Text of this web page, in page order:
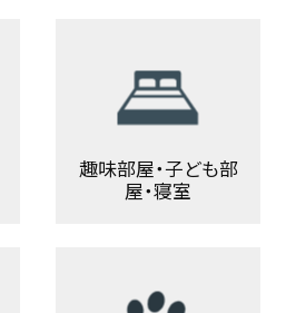
趣味部屋・子ども部
屋・寝室